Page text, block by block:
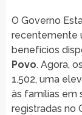
O Governo
recentemente
benefícios
Povo. Agora,
1.502, uma
às famílias em
registradas no